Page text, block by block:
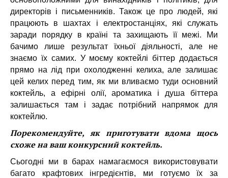
директорів і письменників. Також це про людей, які
працюють в шахтах і електростанціях, які служать
заради порядку в країні та захищають її межі. Ми
бачимо лише результат їхньої діяльності, але не
знаємо їх самих. У моєму коктейлі біттер додається
прямо на лід при охолодженні келиха, але залишає
цей келих перед тим, як ми вливаємо туди основний
коктейль, а ефірні олії, ароматика і душа біттера
залишається там і задає потрібний напрямок для
коктейлю.
Порекомендуйте, як приготувати вдома щось
схоже на ваш конкурсний коктейль.
Сьогодні ми в барах намагаємося використовувати
багато крафтових інгредієнтів, ми готуємо їх за